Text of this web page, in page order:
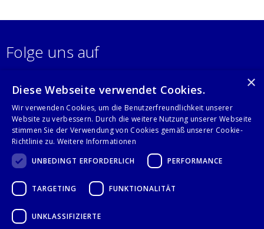
Folge uns auf
IMPRESSUM
DATENSCHUTZERKLÄRUNG
AGB
×
Diese Webseite verwendet Cookies.
Wir verwenden Cookies, um die Benutzerfreundlichkeit unserer
Website zu verbessern. Durch die weitere Nutzung unserer Webseite
stimmen Sie der Verwendung von Cookies gemäß unserer Cookie-
Richtlinie zu. Weitere Informationen
UNBEDINGT ERFORDERLICH
PERFORMANCE
TARGETING FUNKTIONALITÄT
UNKLASSIFIZIERTE